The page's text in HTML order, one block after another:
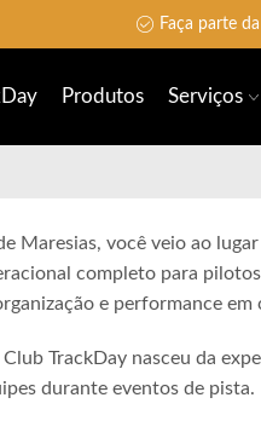
Faça parte
Produtos Serviços
você veio ao
completo para
e performance em
TrackDay nasceu da
durante eventos de pista.